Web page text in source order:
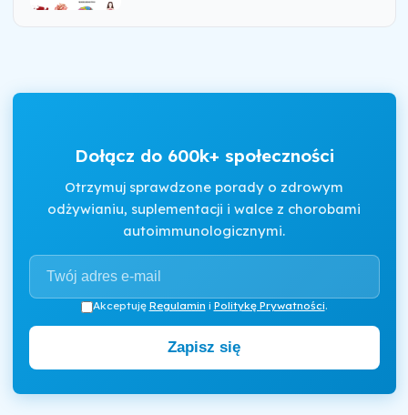
Dołącz do 600k+ społeczności
Otrzymuj sprawdzone porady o zdrowym
odżywianiu, suplementacji i walce z chorobami
autoimmunologicznymi.
Akceptuję Regulamin i Politykę Prywatności.
Zapisz się